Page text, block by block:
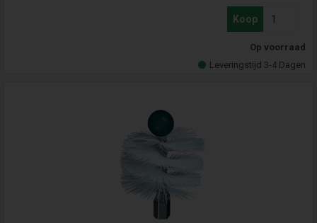
Koop
Op voorraad
Leveringstijd 3-4 Dagen